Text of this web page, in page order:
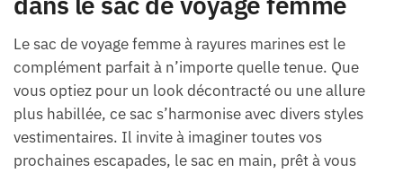
Le sac de voyage femme à rayures marines est le
complément parfait à n’importe quelle tenue. Que
vous optiez pour un look décontracté ou une allure
plus habillée, ce sac s’harmonise avec divers styles
vestimentaires. Il invite à imaginer toutes vos
prochaines escapades, le sac en main, prêt à vous